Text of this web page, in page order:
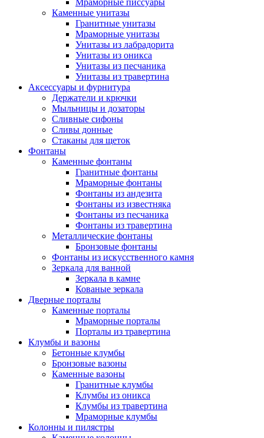
Мраморные писсуары
Каменные унитазы
Гранитные унитазы
Мраморные унитазы
Унитазы из лабрадорита
Унитазы из оникса
Унитазы из песчаника
Унитазы из травертина
Аксессуары и фурнитура
Держатели и крючки
Мыльницы и дозаторы
Сливные сифоны
Сливы донные
Стаканы для щеток
Фонтаны
Каменные фонтаны
Гранитные фонтаны
Мраморные фонтаны
Фонтаны из андезита
Фонтаны из известняка
Фонтаны из песчаника
Фонтаны из травертина
Металлические фонтаны
Бронзовые фонтаны
Фонтаны из искусственного камня
Зеркала для ванной
Зеркала в камне
Кованые зеркала
Дверные порталы
Каменные порталы
Мраморные порталы
Порталы из травертина
Клумбы и вазоны
Бетонные клумбы
Бронзовые вазоны
Каменные вазоны
Гранитные клумбы
Клумбы из оникса
Клумбы из травертина
Мраморные клумбы
Колонны и пилястры